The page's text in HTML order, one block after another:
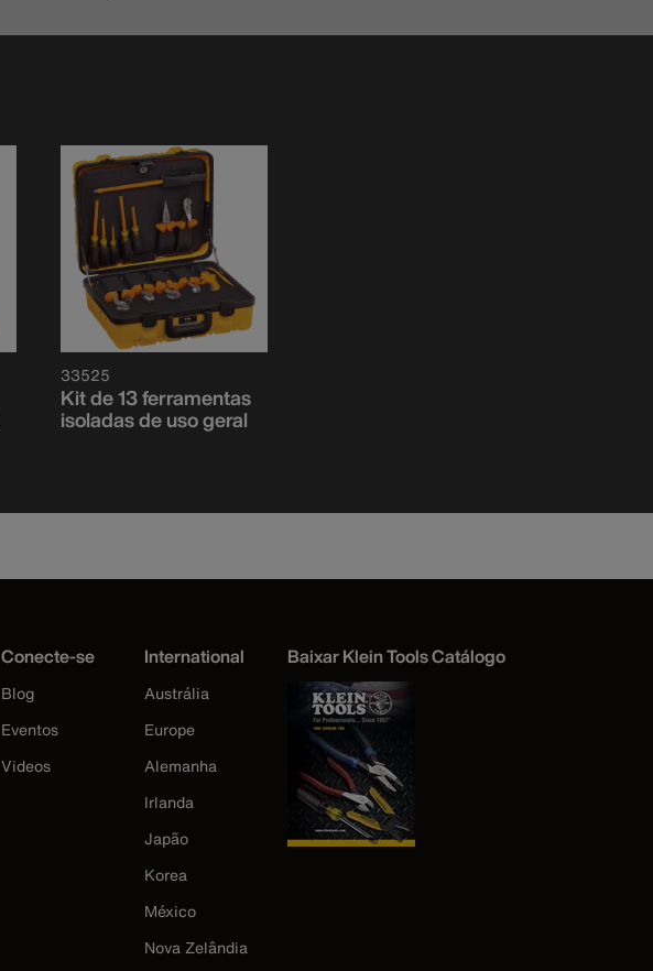
33525
Kit de 13 ferramentas
isoladas de uso geral
Conecte-se
Blog
Eventos
Videos
International
Austrália
Europe
Alemanha
Irlanda
Japão
Korea
México
Nova Zelândia
Baixar Klein Tools Catálogo